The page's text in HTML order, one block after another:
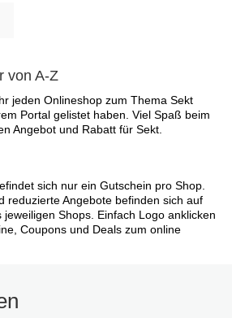
von A-Z
jeden Onlineshop zum Thema Sekt
Portal gelistet haben. Viel Spaß beim
Angebot und Rabatt für Sekt.
sich nur ein Gutschein pro Shop.
reduzierte Angebote befinden sich auf
Shops. Einfach Logo anklicken
Coupons und Deals zum online